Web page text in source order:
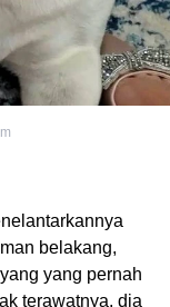
belakang,
yang pernah
terawatnya, dia